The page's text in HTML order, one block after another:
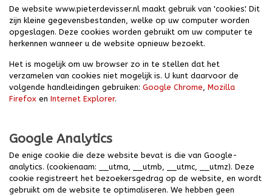
De website www.pieterdevisser.nl maakt gebruik van 'cookies'. Dit
zijn kleine gegevensbestanden, welke op uw computer worden
opgeslagen. Deze cookies worden gebruikt om uw computer te
herkennen wanneer u de website opnieuw bezoekt.
Het is mogelijk om uw browser zo in te stellen dat het
verzamelen van cookies niet mogelijk is. U kunt daarvoor de
volgende handleidingen gebruiken: Google Chrome Mozilla
Firefox en Internet Explorer.
Google Analytics
De enige cookie die deze website bevat is die van Google-
analytics. (cookienaam: __utma, __utmb, __utmc, __utmz). Deze
cookie registreert het bezoekersgedrag op de website, en wordt
gebruikt om de website te optimaliseren. We hebben geen